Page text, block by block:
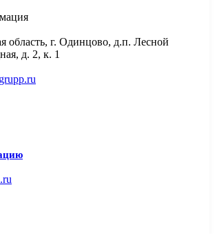
область, г. Одинцово, д.п. Лесной
д. 2, к. 1